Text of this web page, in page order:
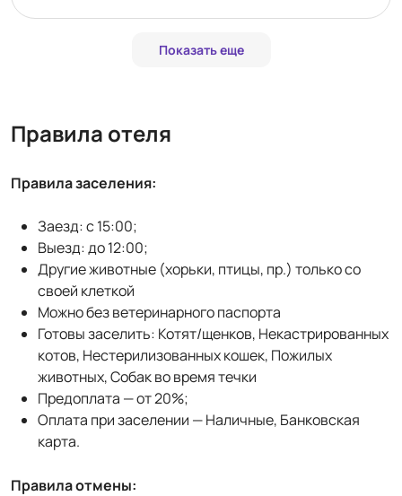
Показать еще
Правила отеля
Правила заселения:
Заезд: с 15:00;
Выезд: до 12:00;
Другие животные (хорьки, птицы, пр.) только со
своей клеткой
Можно без ветеринарного паспорта
Готовы заселить: Котят/щенков, Некастрированных
котов, Нестерилизованных кошек, Пожилых
животных, Собак во время течки
Предоплата — от 20%;
Оплата при заселении — Наличные, Банковская
карта.
Правила отмены: